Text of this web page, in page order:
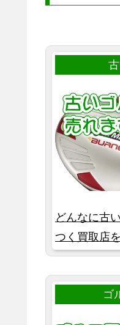
どんなに古
つく買取店
ゴ